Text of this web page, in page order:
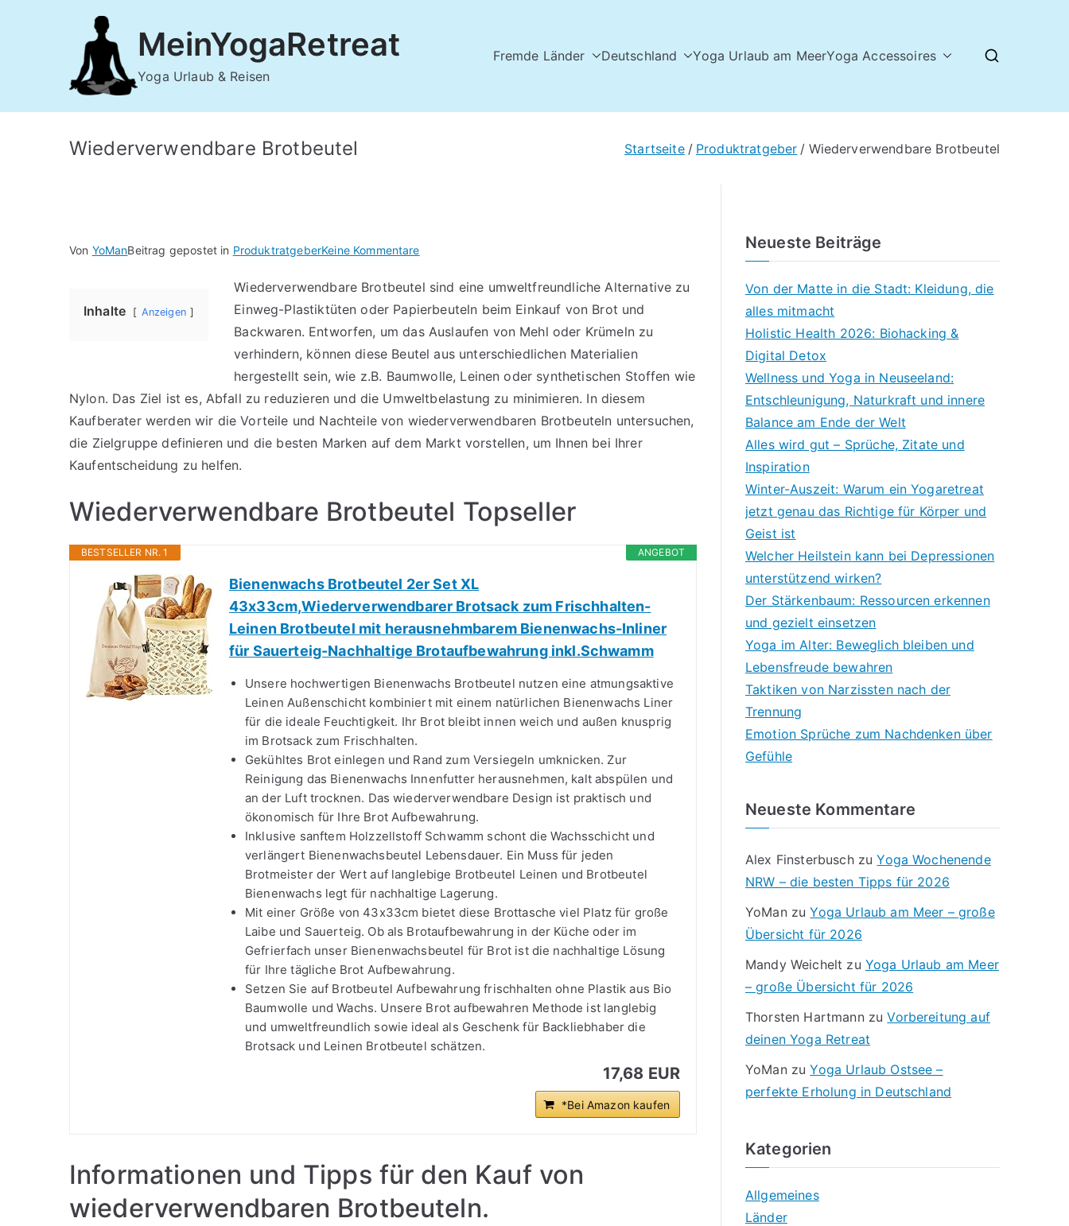
MeinYogaRetreat
Yoga Urlaub & Reisen
Fremde Länder Deutschland Yoga Urlaub am MeerYoga Accessoires
Wiederverwendbare Brotbeutel Startseite Produktratgeber Wiederverwendbare Brotbeutel
Von YoManBeitrag gepostet in ProduktratgeberKeine Kommentarefür
Brotbeutel
Inhalte Anzeigen
Wiederverwendbare Brotbeutel sind eine umweltfreundliche Alternative zu
Einweg-Plastiktüten oder Papierbeuteln beim Einkauf von Brot und
Backwaren. Entworfen, um das Auslaufen von Mehl oder Krümeln zu
verhindern, können diese Beutel aus unterschiedlichen Materialien
hergestellt sein, wie z.B. Baumwolle, Leinen oder synthetischen Stoffen wie
Nylon. Das Ziel ist es, Abfall zu reduzieren und die Umweltbelastung zu minimieren. In diesem
Kaufberater werden wir die Vorteile und Nachteile von wiederverwendbaren Brotbeuteln untersuchen,
die Zielgruppe definieren und die besten Marken auf dem Markt vorstellen, um Ihnen bei Ihrer
Kaufentscheidung zu helfen.
Wiederverwendbare Brotbeutel Topseller
ANGEBOT
BESTSELLER NR. 1
Bienenwachs Brotbeutel 2er Set XL
43x33cm,Wiederverwendbarer Brotsack zum Frischhalten-
Leinen Brotbeutel mit herausnehmbarem Bienenwachs-Inliner
für Sauerteig-Nachhaltige Brotaufbewahrung inkl.Schwamm
Unsere hochwertigen Bienenwachs Brotbeutel nutzen eine atmungsaktive
Leinen Außenschicht kombiniert mit einem natürlichen Bienenwachs Liner
für die ideale Feuchtigkeit. Ihr Brot bleibt innen weich und außen knusprig
im Brotsack zum Frischhalten.
Gekühltes Brot einlegen und Rand zum Versiegeln umknicken. Zur
Reinigung das Bienenwachs Innenfutter herausnehmen, kalt abspülen und
an der Luft trocknen. Das wiederverwendbare Design ist praktisch und
ökonomisch für Ihre Brot Aufbewahrung.
Inklusive sanftem Holzzellstoff Schwamm schont die Wachsschicht und
verlängert Bienenwachsbeutel Lebensdauer. Ein Muss für jeden
Brotmeister der Wert auf langlebige Brotbeutel Leinen und Brotbeutel
Bienenwachs legt für nachhaltige Lagerung.
Mit einer Größe von 43x33cm bietet diese Brottasche viel Platz für große
Laibe und Sauerteig. Ob als Brotaufbewahrung in der Küche oder im
Gefrierfach unser Bienenwachsbeutel für Brot ist die nachhaltige Lösung
für Ihre tägliche Brot Aufbewahrung.
Setzen Sie auf Brotbeutel Aufbewahrung frischhalten ohne Plastik aus Bio
Baumwolle und Wachs. Unsere Brot aufbewahren Methode ist langlebig
und umweltfreundlich sowie ideal als Geschenk für Backliebhaber die
Brotsack und Leinen Brotbeutel schätzen.
17,68 EUR
*Bei Amazon kaufen
Informationen und Tipps für den Kauf von
wiederverwendbaren Brotbeuteln.
Neueste Beiträge
Von der Matte in die Stadt: Kleidung, die
alles mitmacht
Holistic Health 2026: Biohacking &
Digital Detox
Wellness und Yoga in Neuseeland:
Entschleunigung, Naturkraft und innere
Balance am Ende der Welt
Alles wird gut – Sprüche, Zitate und
Inspiration
Winter-Auszeit: Warum ein Yogaretreat
jetzt genau das Richtige für Körper und
Geist ist
Welcher Heilstein kann bei Depressionen
unterstützend wirken?
Der Stärkenbaum: Ressourcen erkennen
und gezielt einsetzen
Yoga im Alter: Beweglich bleiben und
Lebensfreude bewahren
Taktiken von Narzissten nach der
Trennung
Emotion Sprüche zum Nachdenken über
Gefühle
Neueste Kommentare
Alex FinsterbuschzuYoga Wochenende
NRW – die besten Tipps für 2026
YoManzuYoga Urlaub am Meer – große
Übersicht für 2026
Mandy Weichelt zu Yoga Urlaub am Meer
– große Übersicht für 2026
Thorsten HartmannzuVorbereitung auf
deinen Yoga Retreat
YoManzuYoga Urlaub Ostsee –
perfekte Erholung in Deutschland
Kategorien
Allgemeines
Länder